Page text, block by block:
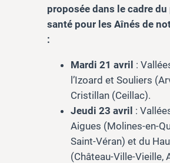
proposée dans le cadre du
santé pour les Aînés de
:
Mardi 21 avril :
l’Izoard et Souliers
Cristillan (Ceillac).
Jeudi 23 avril :
Aigues (Molines-en-
Saint-Véran) et du
(Château-Ville-Vieille,